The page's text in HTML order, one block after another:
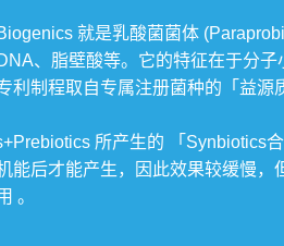
就是乳酸菌菌体
、脂壁酸等。它的特征在于分
利制程取自专属注册菌种的「益源
所产生的 「Synbiotics
能后才能产生，因此效果较缓慢，
。